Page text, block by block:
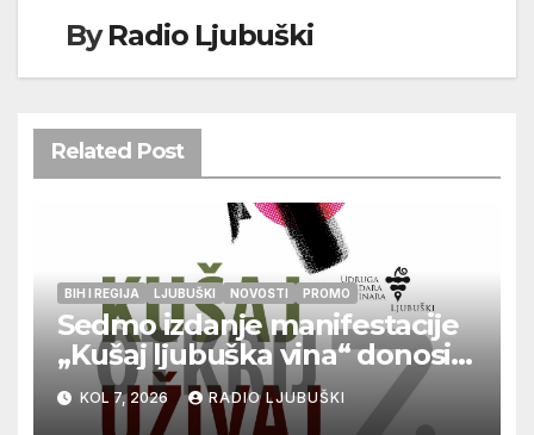
ByRadio Ljubuški
Related Post
BIH I REGIJA LJUBUŠKI NOVOSTI PROMO
Sedmo izdanje manifestacije
„Kušaj ljubuška vina“ donosi
vrhunska vina, gastronomiju i
glazbu
KOL 7, 2026 RADIO LJUBUŠKI